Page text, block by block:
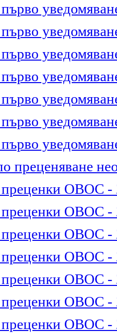
преценяване
ОВОС -
ОВОС -
ОВОС -
ОВОС -
ОВОС -
ОВОС -
ОВОС -